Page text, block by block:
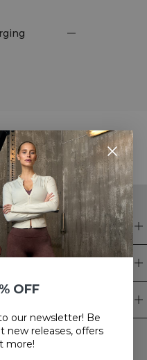
Ontvang exclusieve
OFF
our newsletter! Be
releases, offers
more!